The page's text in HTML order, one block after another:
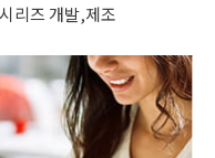
리즈 개발,제조